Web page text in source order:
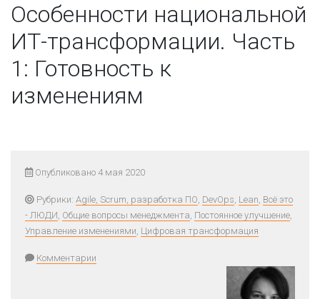
Особенности национальной
ИТ-трансформации. Часть
1: Готовность к
изменениям
Опубликовано 4 мая 2020
Рубрики: Agile, Scrum, разработка ПО, DevOps, Lean, Всё это
- ЛЮДИ, Общие вопросы менеджмента, Постоянное улучшение,
Управление изменениями, Цифровая трансформация
Комментарии